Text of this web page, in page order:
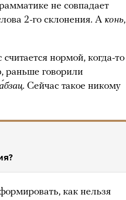
не совпадает
2-го склонения. А конь,
нормой, когда-то
раньше говорили
. Сейчас такое никому
как нельзя